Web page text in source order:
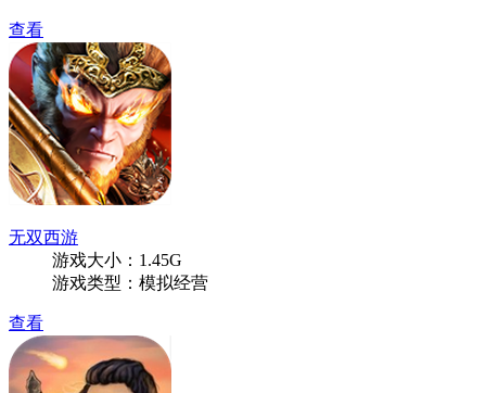
查看
无双西游
游戏大小：1.45G
游戏类型：模拟经营
查看